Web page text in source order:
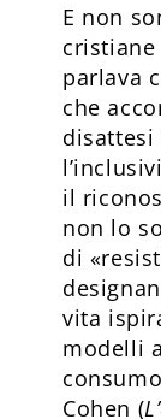
E non
parlava
che
disattesi
il
non lo
di
vita
modelli
Cohen (